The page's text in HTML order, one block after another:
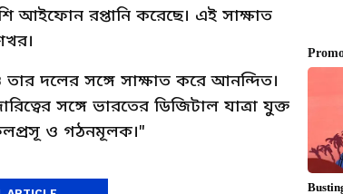
আইফোন রপ্তানি করেছে। এই সাক্ষাত
দলের সঙ্গে সাক্ষাত করে আনন্দিত।
সঙ্গে ভারতের ডিজিটাল যাত্রা যুক্ত
ও গঠনমূলক।"